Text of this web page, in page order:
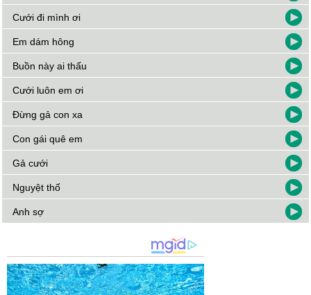
Cưới đi mình ơi
Em dám hông
Buồn này ai thấu
Cưới luôn em ơi
Đừng gả con xa
Con gái quê em
Gả cưới
Nguyệt thố
Anh sợ